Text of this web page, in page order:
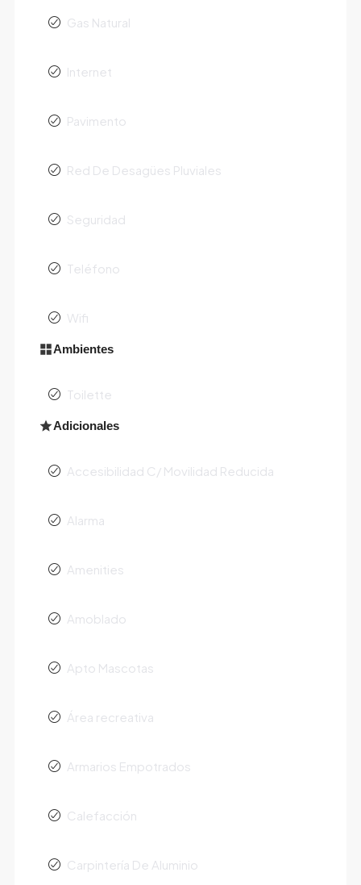
Gas Natural
Internet
Pavimento
Red De Desagües Pluviales
Seguridad
Teléfono
Wifi
Ambientes
Toilette
Adicionales
Accesibilidad C/ Movilidad Reducida
Alarma
Amenities
Amoblado
Apto Mascotas
Área recreativa
Armarios Empotrados
Calefacción
Carpintería De Aluminio